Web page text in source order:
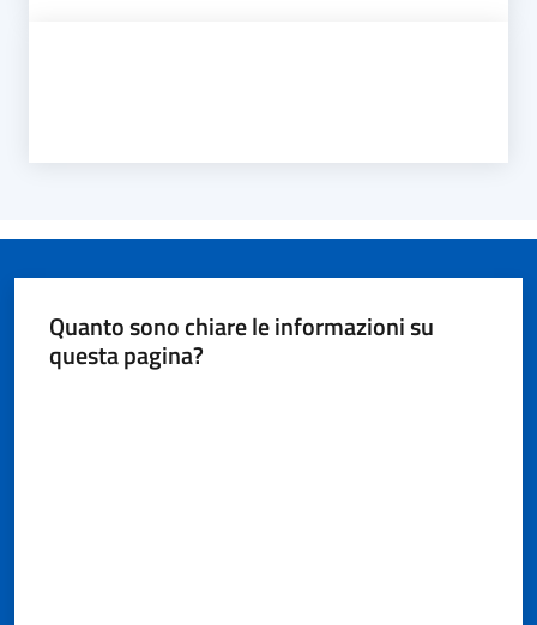
Quanto sono chiare le informazioni su
questa pagina?